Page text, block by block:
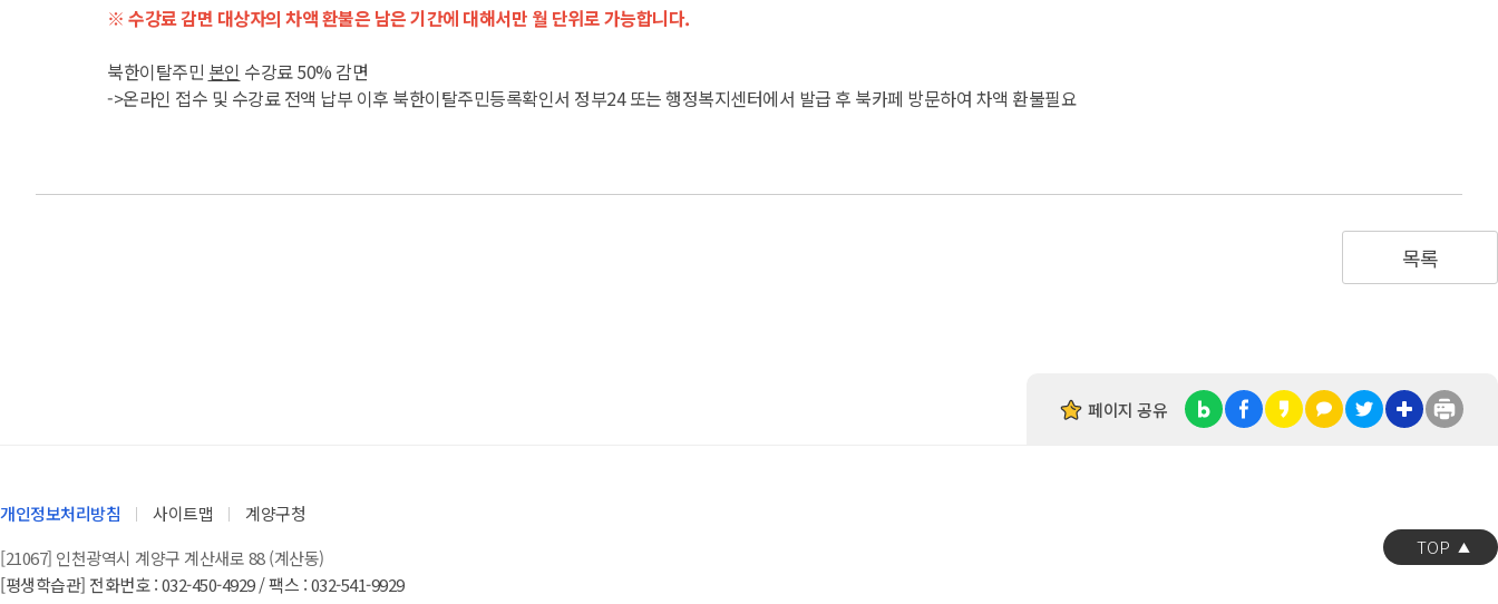
※ 수강료 감면 대상자의 차액 환불은 남은 기간에 대해서만 월 단위로 가능합니다.
북한이탈주민 본인 수강료 50% 감면
->온라인 접수 및 수강료 전액 납부 이후 북한이탈주민등록확인서 정부24 또는 행정복지센터에서 발급 후 북카페 방문하여 차액 환불필요
목록
페이지 공유
개인정보처리방침 사이트맵
계양구청
[21067] 인천광역시 계양구 계산새로 88 (계산동)
[평생학습관] 전화번호 : 032-450-4929 / 팩스 : 032-541-9929
TOP